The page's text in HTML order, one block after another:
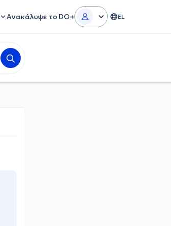
Ανακάλυψε το DO+ EL